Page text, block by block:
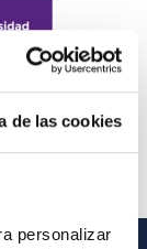
de las cookies
personalizar